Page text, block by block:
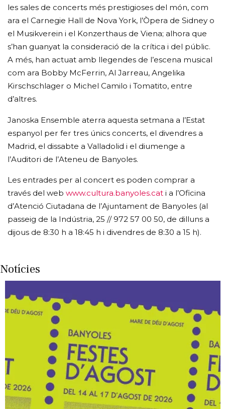
les sales de concerts més prestigioses del món, com
ara el Carnegie Hall de Nova York, l’Òpera de Sidney o
el Musikverein i el Konzerthaus de Viena; alhora que
s’han guanyat la consideració de la crítica i del públic.
A més, han actuat amb llegendes de l’escena musical
com ara Bobby McFerrin, Al Jarreau, Angelika
Kirschschlager o Michel Camilo i Tomatito, entre
d’altres.
Janoska Ensemble aterra aquesta setmana a l’Estat
espanyol per fer tres únics concerts, el divendres a
Madrid, el dissabte a Valladolid i el diumenge a
l’Auditori de l’Ateneu de Banyoles.
Les entrades per al concert es poden comprar a
través del webwww.cultura.banyoles.cat i a l’Oficina
d’Atenció Ciutadana de l’Ajuntament de Banyoles (al
passeig de la Indústria, 25 // 972 57 00 50, de dilluns a
dijous de 8:30 h a 18:45 h i divendres de 8:30 a 15 h).
Notícies